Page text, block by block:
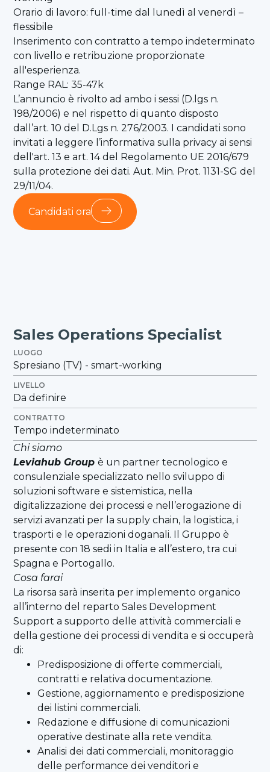
Orario di lavoro: full-time dal lunedì al venerdì –
flessibile
Inserimento con contratto a tempo indeterminato
con livello e retribuzione proporzionate
all'esperienza.
Range RAL: 35-47k
L’annuncio è rivolto ad ambo i sessi (D.lgs n.
198/2006) e nel rispetto di quanto disposto
dall’art. 10 del D.Lgs n. 276/2003. I candidati sono
invitati a leggere l’informativa sulla privacy ai sensi
dell'art. 13 e art. 14 del Regolamento UE 2016/679
sulla protezione dei dati. Aut. Min. Prot. 1131-SG del
29/11/04.
Candidati ora
Sales Operations Specialist
LUOGO
Spresiano (TV) - smart-working
LIVELLO
Da definire
CONTRATTO
Tempo indeterminato
Chi siamo
Leviahub Groupè un partner tecnologico e
consulenziale specializzato nello sviluppo di
soluzioni software e sistemistica, nella
digitalizzazione dei processi e nell’erogazione di
servizi avanzati per la supply chain, la logistica, i
trasporti e le operazioni doganali. Il Gruppo è
presente con 18 sedi in Italia e all’estero, tra cui
Spagna e Portogallo.
Cosa farai
La risorsa sarà inserita per implemento organico
all’interno del reparto Sales Development
Support a supporto delle attività commerciali e
della gestione dei processi di vendita e si occuperà
di:
Predisposizione di offerte commerciali,
contratti e relativa documentazione.
Gestione, aggiornamento e predisposizione
dei listini commerciali.
Redazione e diffusione di comunicazioni
operative destinate alla rete vendita.
Analisi dei dati commerciali, monitoraggio
delle performance dei venditori e